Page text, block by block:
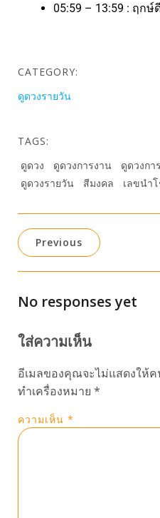
05:59 – 13:59 : ฤก
CATEGORY:
ดูดวงรายวัน
TAGS:
ดูดวง
ดูดวงการงาน ดูดวงกา
ดูดวงรายวัน
สีมงคล เลขนำ
Previous
No responses yet
ใส่ความเห็น
อีเมลของคุณจะไม่แสดงให้
ทำเครื่องหมาย *
ความเห็น *